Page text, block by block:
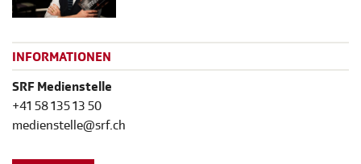
INFORMATIONEN
SRF Medienstelle
+41 58 135 13 50
medienstelle@srf.ch